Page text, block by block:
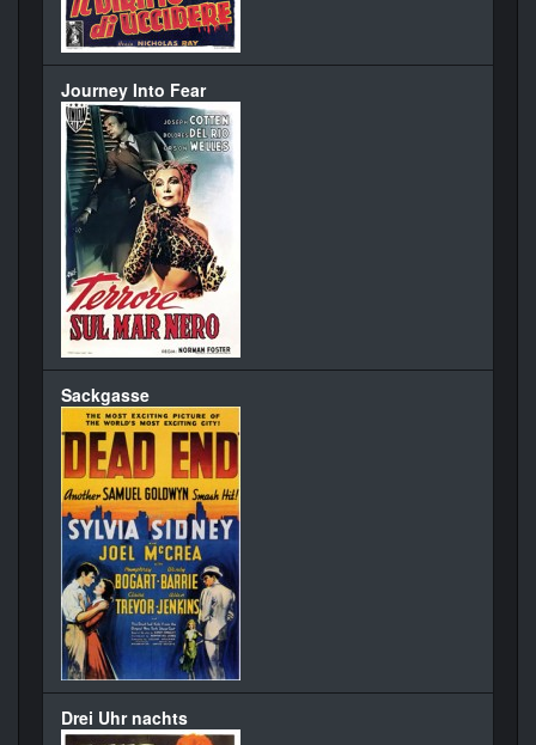
Journey Into Fear
Sackgasse
Drei Uhr nachts